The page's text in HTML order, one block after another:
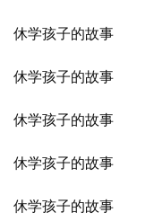
休学孩子的故事
休学孩子的故事
休学孩子的故事
休学孩子的故事
休学孩子的故事